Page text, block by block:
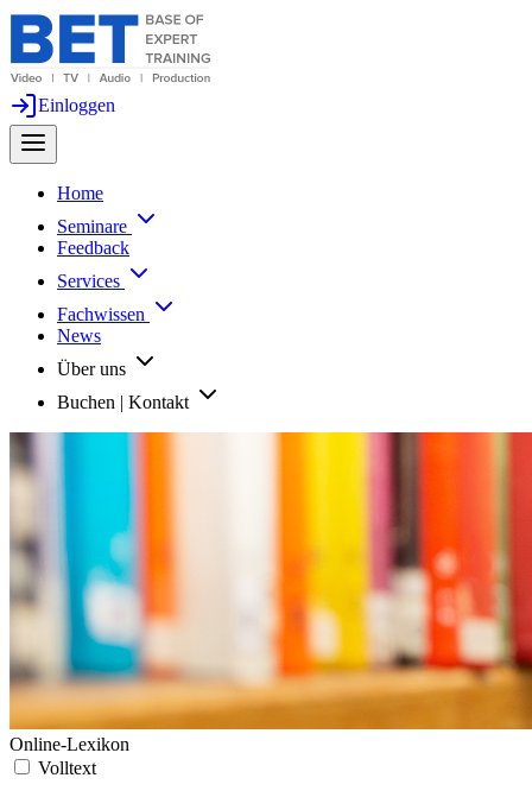
Einloggen
Home
Seminare
Feedback
Services
Fachwissen
News
Über uns
Buchen | Kontakt
Online-Lexikon
Volltext